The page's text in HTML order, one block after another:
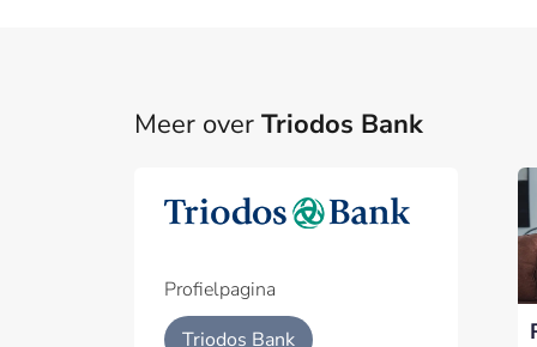
Meer over Triodos Bank
Profielpagina
Triodos Bank
Een
het
Triodos: steun voor
duurzame transities
polarisatie dreigt
Triodos boekt
nettoverlies van 25
eenmalige
voorzieningen